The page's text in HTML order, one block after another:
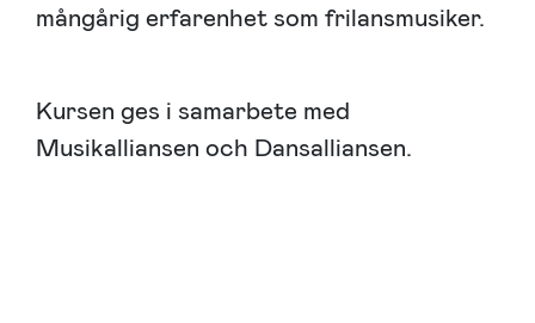
mångårig erfarenhet som frilansmusiker.
Kursen ges i samarbete med
Musikalliansen och Dansalliansen.